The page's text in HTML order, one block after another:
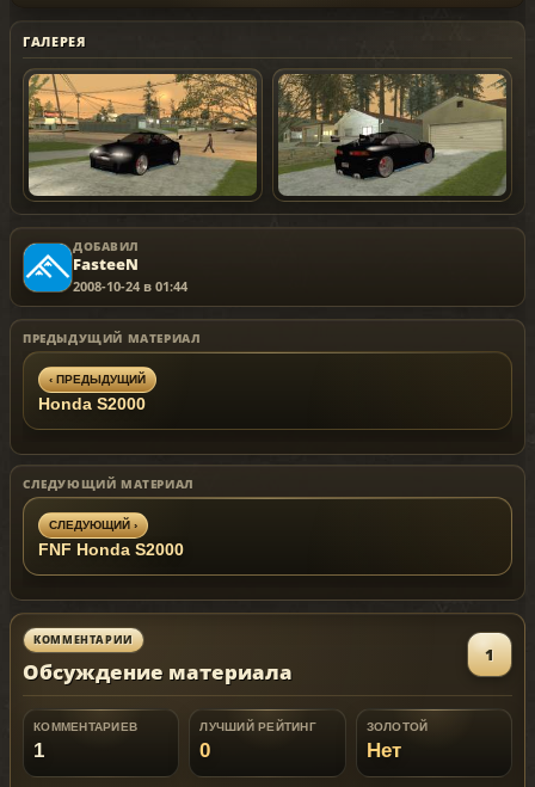
ГАЛЕРЕЯ
ДОБАВИЛ
FasteeN
2008-10-24 в 01:44
ПРЕДЫДУЩИЙ МАТЕРИАЛ
‹ ПРЕДЫДУЩИЙ
Honda S2000
СЛЕДУЮЩИЙ МАТЕРИАЛ
СЛЕДУЮЩИЙ ›
FNF Honda S2000
КОММЕНТАРИИ
Обсуждение материала
1
КОММЕНТАРИЕВ
1
ЛУЧШИЙ РЕЙТИНГ
0
ЗОЛОТОЙ
Нет